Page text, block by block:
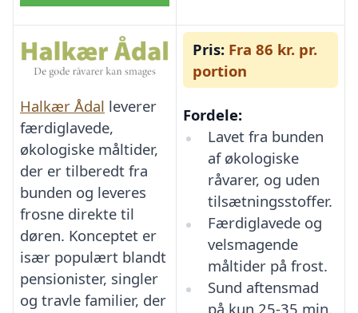
Halkær Ådal leverer
færdiglavede,
økologiske måltider,
der er tilberedt fra
bunden og leveres
frosne direkte til
døren. Konceptet er
især populært blandt
pensionister, singler
og travle familier, der
Pris: Fra 86 kr. pr.
portion
Fordele:
Lavet fra bunden
af økologiske
råvarer, og uden
tilsætningsstoffer.
Færdiglavede og
velsmagende
måltider på frost.
Sund aftensmad
på kun 25-35 min.